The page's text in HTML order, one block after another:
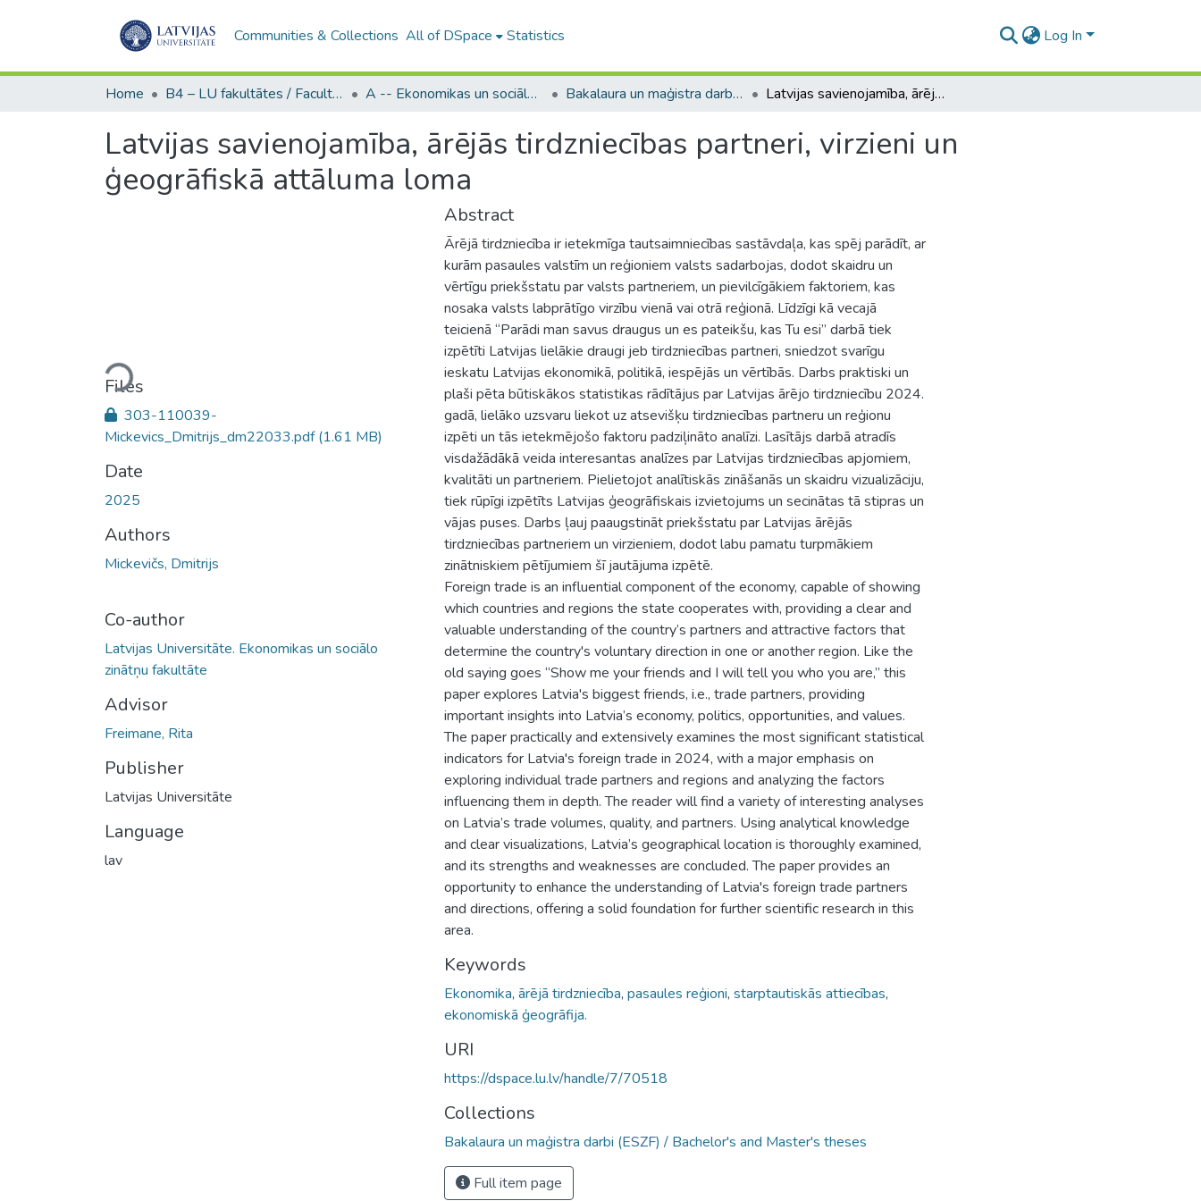
Communities & Collections All of DSpace Statistics Log In
Home B4 – LU fakultātes / Faculties of the UL A -- Ekonomikas un sociālo zinātņu fakultāte / Faculty of Economics and Social Sciences Bakalaura un maģistra darbi (ESZF) / Bachelor's and Master's theses Latvijas savienojamība, ārējās tirdzniecības partneri, virzieni un ģeogrāfiskā attāluma loma
Latvijas savienojamība, ārējās tirdzniecības partneri, virzieni un
ģeogrāfiskā attāluma loma
Loading...
Files
303-110039-
Mickevics_Dmitrijs_dm22033.pdf(1.61 MB)
Date
2025
Authors
Mickevičs, Dmitrijs
Co-author
Latvijas Universitāte. Ekonomikas un sociālo
zinātņu fakultāte
Advisor
Freimane, Rita
Publisher
Latvijas Universitāte
Language
lav
Abstract
Ārējā tirdzniecība ir ietekmīga tautsaimniecības sastāvdaļa, kas spēj parādīt, ar
kurām pasaules valstīm un reģioniem valsts sadarbojas, dodot skaidru un
vērtīgu priekšstatu par valsts partneriem, un pievilcīgākiem faktoriem, kas
nosaka valsts labprātīgo virzību vienā vai otrā reģionā. Līdzīgi kā vecajā
teicienā “Parādi man savus draugus un es pateikšu, kas Tu esi” darbā tiek
izpētīti Latvijas lielākie draugi jeb tirdzniecības partneri, sniedzot svarīgu
ieskatu Latvijas ekonomikā, politikā, iespējās un vērtībās. Darbs praktiski un
plaši pēta būtiskākos statistikas rādītājus par Latvijas ārējo tirdzniecību 2024.
gadā, lielāko uzsvaru liekot uz atsevišķu tirdzniecības partneru un reģionu
izpēti un tās ietekmējošo faktoru padziļināto analīzi. Lasītājs darbā atradīs
visdažādākā veida interesantas analīzes par Latvijas tirdzniecības apjomiem,
kvalitāti un partneriem. Pielietojot analītiskās zināšanās un skaidru vizualizāciju,
tiek rūpīgi izpētīts Latvijas ģeogrāfiskais izvietojums un secinātas tā stipras un
vājas puses. Darbs ļauj paaugstināt priekšstatu par Latvijas ārējās
tirdzniecības partneriem un virzieniem, dodot labu pamatu turpmākiem
zinātniskiem pētījumiem šī jautājuma izpētē.
Foreign trade is an influential component of the economy, capable of showing
which countries and regions the state cooperates with, providing a clear and
valuable understanding of the country’s partners and attractive factors that
determine the country's voluntary direction in one or another region. Like the
old saying goes “Show me your friends and I will tell you who you are,” this
paper explores Latvia's biggest friends, i.e., trade partners, providing
important insights into Latvia’s economy, politics, opportunities, and values.
The paper practically and extensively examines the most significant statistical
indicators for Latvia's foreign trade in 2024, with a major emphasis on
exploring individual trade partners and regions and analyzing the factors
influencing them in depth. The reader will find a variety of interesting analyses
on Latvia’s trade volumes, quality, and partners. Using analytical knowledge
and clear visualizations, Latvia’s geographical location is thoroughly examined,
and its strengths and weaknesses are concluded. The paper provides an
opportunity to enhance the understanding of Latvia's foreign trade partners
and directions, offering a solid foundation for further scientific research in this
area.
Keywords
Ekonomika, ārējā tirdzniecība, pasaules reģioni, starptautiskās attiecības,
ekonomiskā ģeogrāfija.
URI
https://dspace.lu.lv/handle/7/70518
Collections
Bakalaura un maģistra darbi (ESZF) / Bachelor's and Master's theses
Full item page